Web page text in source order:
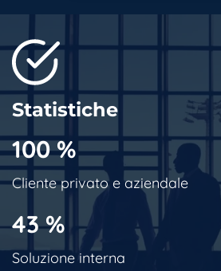
Statistiche
100%
Cliente privato e aziendale
43%
Soluzione interna